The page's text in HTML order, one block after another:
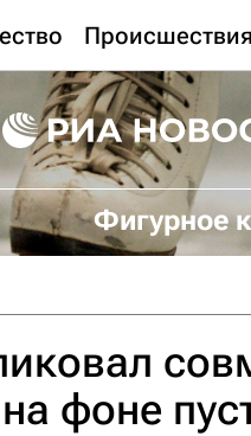
Происшествия
Фигурное
фоне